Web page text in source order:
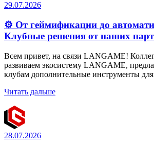
29.07.2026
⚙️ От геймификации до
Клубные решения от наших
Всем привет, на связи LANGAME!
развиваем экосистему LANGAME,
клубам дополнительные инструменты для
Читать дальше
28.07.2026